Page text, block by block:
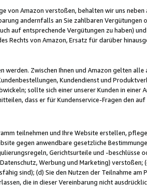
von Amazon verstoßen, behalten wir uns
andernfalls an Sie zahlbaren Vergütungen
auf entsprechende Vergütungen zu haben)
von Amazon, Ersatz für darüber
werden. Zwischen Ihnen und Amazon gelten
Kundendienst und
sollte sich einer unserer Kunden in einer
dass er für Kundenservice-Fragen den
teilnehmen und Ihre Website erstellen,
gegen anwendbare gesetzliche
Gerichtsurteile und -beschlüsse
Werbung und Marketing) verstoßen;
sind); (d) Sie den Nutzen der Teilnahme
die in dieser Vereinbarung nicht